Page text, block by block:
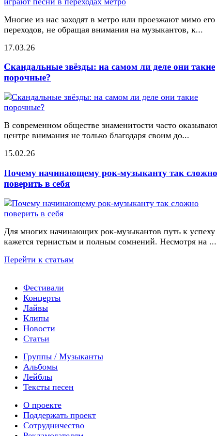
Многие из нас заходят в метро или проезжают мимо его
переходов, не обращая внимания на музыкантов, к...
17.03.26
Скандальные звёзды: на самом ли деле они такие
порочные?
В современном обществе знаменитости часто
центре внимания не только благодаря своим до...
15.02.26
Почему начинающему рок-музыканту так сложно
поверить в себя
Для многих начинающих рок-музыкантов путь к успеху
кажется тернистым и полным сомнений. Несмотря на ...
Перейти к статьям
Фестивали
Концерты
Лайвы
Клипы
Новости
Статьи
Группы / Музыканты
Альбомы
Лейблы
Тексты песен
О проекте
Поддержать проект
Сотрудничество